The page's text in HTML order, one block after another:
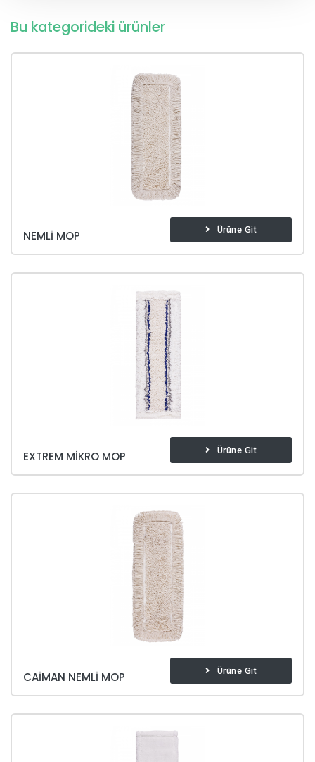
Bu kategorideki ürünler
NEMLI MOP Ürüne Git
EXTREM MIKRO MOP Ürüne Git
CAIMAN NEMLI MOP Ürüne Git